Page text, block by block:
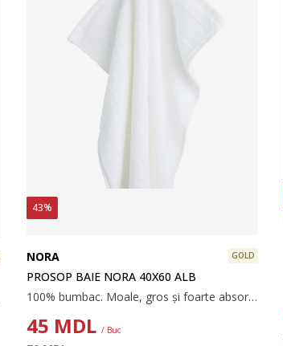
43%
NORA GOLD
PROSOP BAIE NORA 40X60 ALB
100% bumbac. Moale, gros și foarte absorbant. 600 g/m². 40x60 cm
45 MDL / Buc